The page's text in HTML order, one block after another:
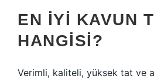
EN IYI KAVUN
HANGISI?
Verimli, kaliteli, yüksek tat ve